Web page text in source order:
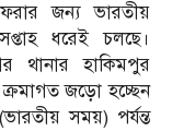
জন্য ভারতীয়
ধরেই চলছে।
থানার হাকিমপুর
ক্রমাগত জড়ো হচ্ছেন
সময়) পর্যন্ত